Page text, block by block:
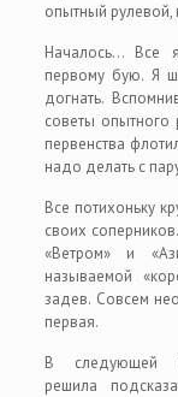
опытный рулевой,
Началось… Все
первому бую. Я
догнать.
советы опытного
первенства
надо делать с
Все потихоньку
своих
«Ветром» и
называемой
задев. Совсем
первая.
В следующей
решила